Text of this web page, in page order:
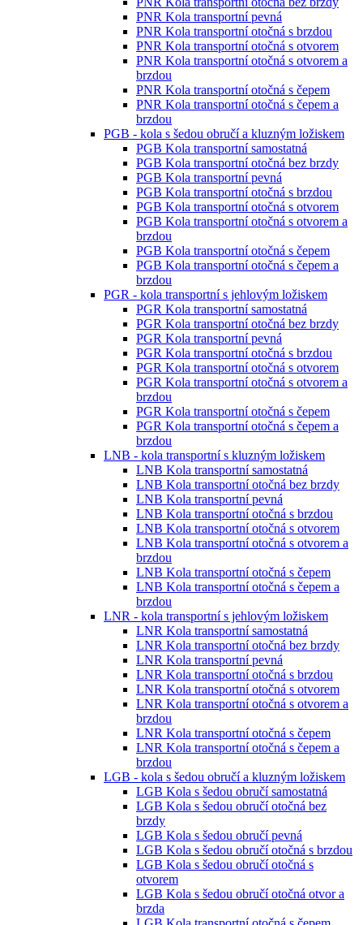
PNR Kola transportní pevná
PNR Kola transportní otočná s brzdou
PNR Kola transportní otočná s otvorem
PNR Kola transportní otočná s otvorem a
brzdou
PNR Kola transportní otočná s čepem
PNR Kola transportní otočná s čepem a
brzdou
PGB - kola s šedou obručí a kluzným ložiskem
PGB Kola transportní samostatná
PGB Kola transportní otočná bez brzdy
PGB Kola transportní pevná
PGB Kola transportní otočná s brzdou
PGB Kola transportní otočná s otvorem
PGB Kola transportní otočná s otvorem a
brzdou
PGB Kola transportní otočná s čepem
PGB Kola transportní otočná s čepem a
brzdou
PGR - kola transportní s jehlovým ložiskem
PGR Kola transportní samostatná
PGR Kola transportní otočná bez brzdy
PGR Kola transportní pevná
PGR Kola transportní otočná s brzdou
PGR Kola transportní otočná s otvorem
PGR Kola transportní otočná s otvorem a
brzdou
PGR Kola transportní otočná s čepem
PGR Kola transportní otočná s čepem a
brzdou
LNB - kola transportní s kluzným ložiskem
LNB Kola transportní samostatná
LNB Kola transportní otočná bez brzdy
LNB Kola transportní pevná
LNB Kola transportní otočná s brzdou
LNB Kola transportní otočná s otvorem
LNB Kola transportní otočná s otvorem a
brzdou
LNB Kola transportní otočná s čepem
LNB Kola transportní otočná s čepem a
brzdou
LNR - kola transportní s jehlovým ložiskem
LNR Kola transportní samostatná
LNR Kola transportní otočná bez brzdy
LNR Kola transportní pevná
LNR Kola transportní otočná s brzdou
LNR Kola transportní otočná s otvorem
LNR Kola transportní otočná s otvorem a
brzdou
LNR Kola transportní otočná s čepem
LNR Kola transportní otočná s čepem a
brzdou
LGB - kola s šedou obručí a kluzným ložiskem
LGB Kola s šedou obručí samostatná
LGB Kola s šedou obručí otočná bez
brzdy
LGB Kola s šedou obručí pevná
LGB Kola s šedou obručí otočná s brzdou
LGB Kola s šedou obručí otočná s
otvorem
LGB Kola s šedou obručí otočná otvor a
brzda